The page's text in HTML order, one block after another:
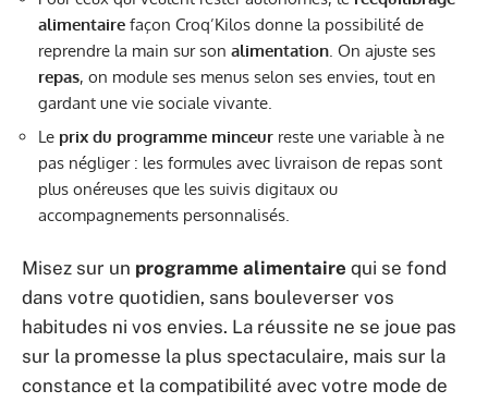
alimentaire façon Croq’Kilos donne la possibilité de
reprendre la main sur son alimentation . On ajuste ses
repas, on module ses menus selon ses envies, tout en
gardant une vie sociale vivante.
Le prix du programme minceur reste une variable à ne
pas négliger : les formules avec livraison de repas sont
plus onéreuses que les suivis digitaux ou
accompagnements personnalisés.
Misez sur un programme alimentaire qui se fond
dans votre quotidien, sans bouleverser vos
habitudes ni vos envies. La réussite ne se joue pas
sur la promesse la plus spectaculaire, mais sur la
constance et la compatibilité avec votre mode de